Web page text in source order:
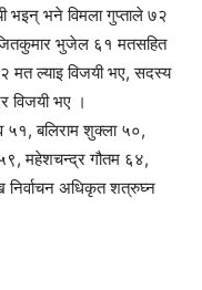
भइन् भने विमला गुप्ताले ७२
भुजेल ६१ मतसहित
मत ल्याइ विजयी भए, सदस्य
विजयी भए ।
५१, बलिराम शुक्ला ५०,
५९, महेशचन्द्र गौतम ६४,
निर्वाचन अधिकृत शत्रुघ्न